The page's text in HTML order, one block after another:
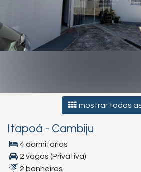
mostrar todas
Itapoá - Cambiju
4 dormitórios
2 vagas (Privativa)
2 banheiros